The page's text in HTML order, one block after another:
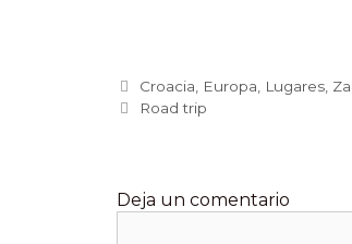
Categorías
Croacia Europa Lugares
Etiquetas
Road trip
Deja un comentario